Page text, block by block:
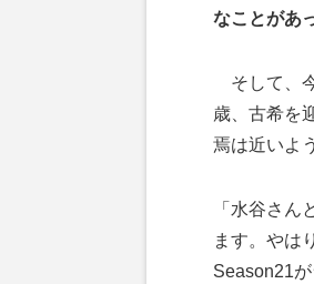
なことがあ
そして、
歳、古希を
焉は近いよ
「水谷さん
ます。やは
Season21